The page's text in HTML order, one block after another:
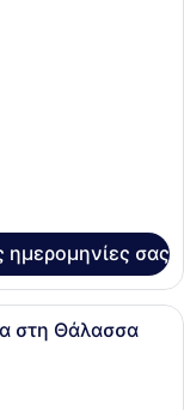
ημερομηνίες σας
ξενοδοχείου με
στη Θάλασσα